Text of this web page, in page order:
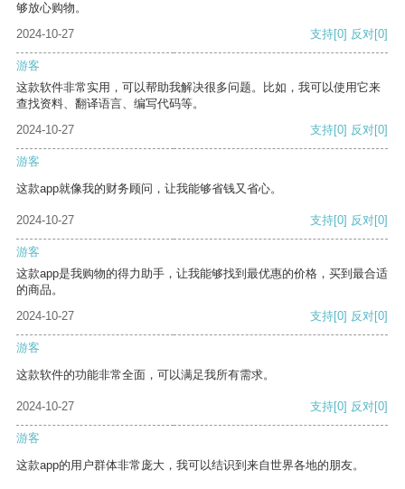
够放心购物。
2024-10-27
支持[0] 反对[0]
游客
这款软件非常实用，可以帮助我解决很多问题。比如，我可以使用它来
查找资料、翻译语言、编写代码等。
2024-10-27
支持[0] 反对[0]
游客
这款app就像我的财务顾问，让我能够省钱又省心。
2024-10-27 支持[0] 反对[0]
游客
这款app是我购物的得力助手，让我能够找到最优惠的价格，买到最合适
的商品。
2024-10-27
支持[0] 反对[0]
游客
这款软件的功能非常全面，可以满足我所有需求。
2024-10-27 支持[0] 反对[0]
游客
这款app的用户群体非常庞大，我可以结识到来自世界各地的朋友。